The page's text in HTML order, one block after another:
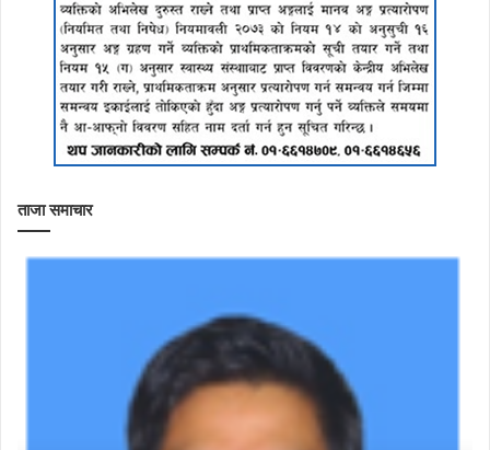
ताजा समाचार